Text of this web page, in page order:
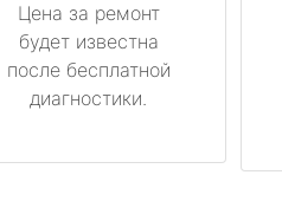
Цена за ремонт
будет известна
после бесплатной
диагностики.